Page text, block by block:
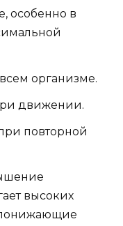
особенно в
организме.
движении.
повторной
высоких